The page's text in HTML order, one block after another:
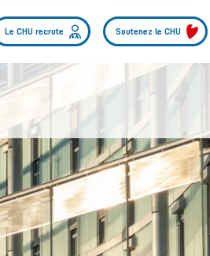
Le CHU recrute Soutenez le CHU